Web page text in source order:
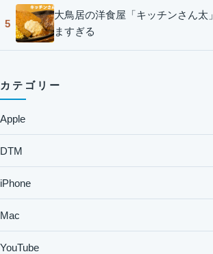
5
大鳥居の洋食屋「キッチンさん太
ますぎる
カテゴリー
Apple
DTM
iPhone
Mac
YouTube